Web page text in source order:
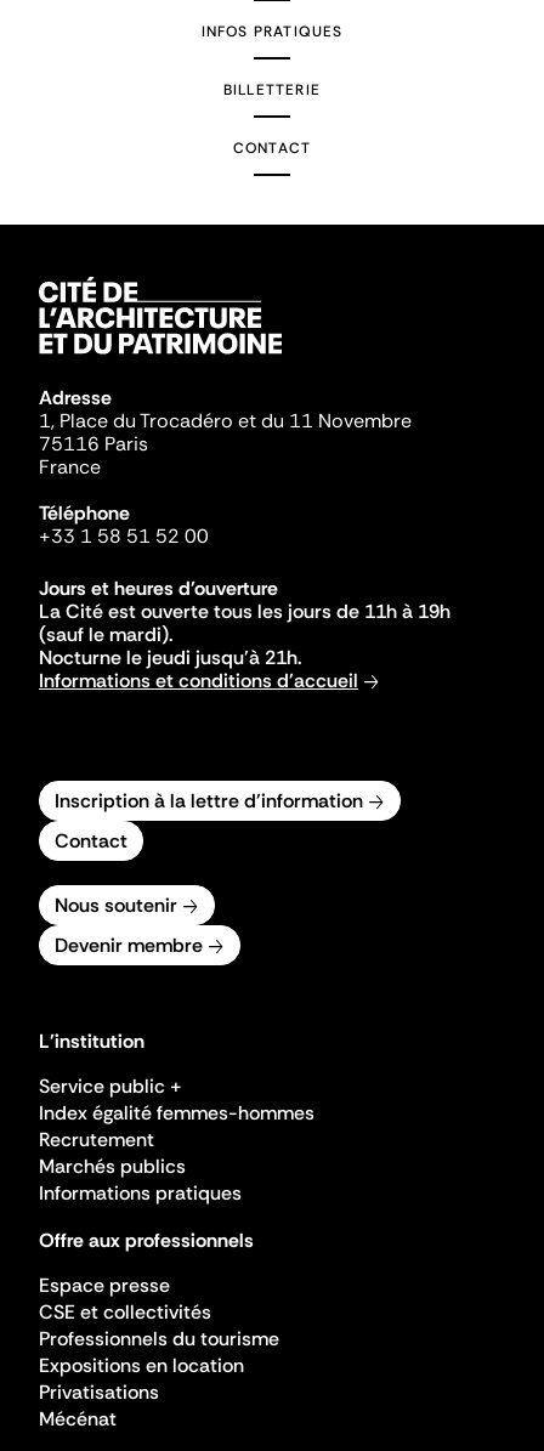
INFOS PRATIQUES
BILLETTERIE
CONTACT
Adresse
1, Place du Trocadéro et du 11 Novembre
75116 Paris
France
Téléphone
+33 1 58 51 52 00
Jours et heures d'ouverture
La Cité est ouverte tous les jours de 11h à 19h
(sauf le mardi).
Nocturne le jeudi jusqu'à 21h.
Informations et conditions d'accueil
Inscription à la lettre d'information
Contact
Nous soutenir
Devenir membre
L'institution
Service public +
Index égalité femmes-hommes
Recrutement
Marchés publics
Informations pratiques
Offre aux professionnels
Espace presse
CSE et collectivités
Professionnels du tourisme
Expositions en location
Privatisations
Mécénat